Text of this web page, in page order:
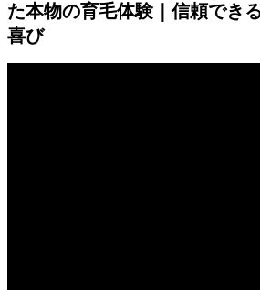
た本物の育毛体験｜信頼でき
喜び